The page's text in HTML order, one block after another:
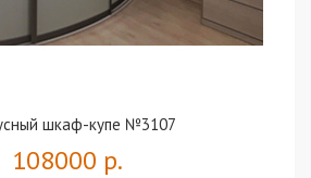
шкаф-купе №3107
108000 р.